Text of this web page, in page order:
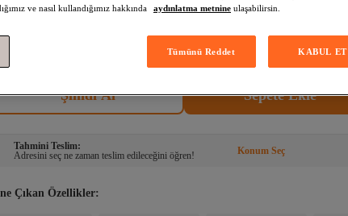
Şimdi Al Sepete Ekle
Tahmini Teslim:
Adresini seç ne zaman teslim edileceğini öğren!
Konum Seç
Çıkan Özellikler:
ve nasıl kullandığımız hakkında
aydınlatma metnine ulaşabilirsin.
Tümünü Reddet KABUL ET